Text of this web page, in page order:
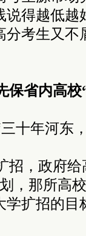
说得越低越
考生又不
保省内高校
十年河东
招，政府
，那所高
扩招的目